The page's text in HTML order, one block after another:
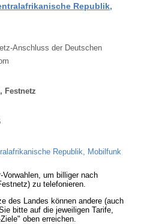
Republik,
Anschluss der Deutschen
Festnetz
Republik, Mobilfunk
Vorwahlen, um billiger nach
zu telefonieren.
des Landes können andere (auch
bitte auf die jeweiligen Tarife,
oben erreichen.